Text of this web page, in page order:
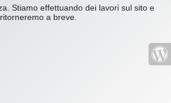
Stiamo effettuando dei lavori sul sito e
ritorneremo a breve.